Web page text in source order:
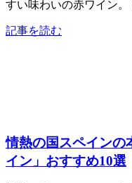
すい味わいの赤ワイン。
記事を読む
情熱の国スペインの
イン」おすすめ10選